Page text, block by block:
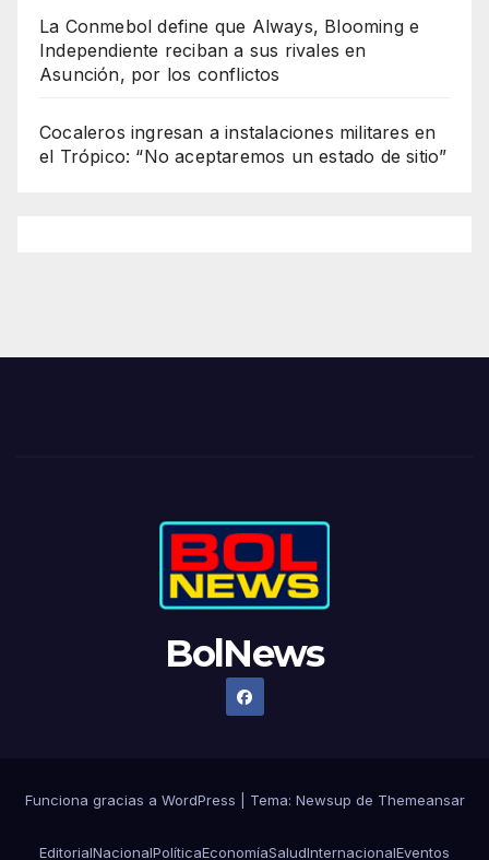
La Conmebol define que Always, Blooming e
Independiente reciban a sus rivales en
Asunción, por los conflictos
Cocaleros ingresan a instalaciones militares en
el Trópico: “No aceptaremos un estado de sitio”
BolNews
Funciona gracias a WordPress Tema: Newsup de Themeansar
EditorialNacionalPolíticaEconomíaSaludInternacionalEventos